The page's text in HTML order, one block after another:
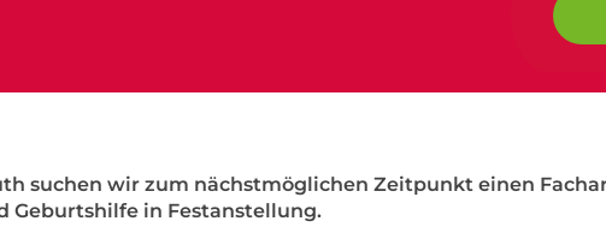
suchen wir zum nächstmöglichen Zeitpunkt einen
Geburtshilfe in Festanstellung.